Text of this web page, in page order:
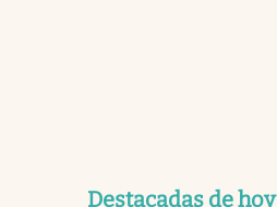
Destacadas de hoy